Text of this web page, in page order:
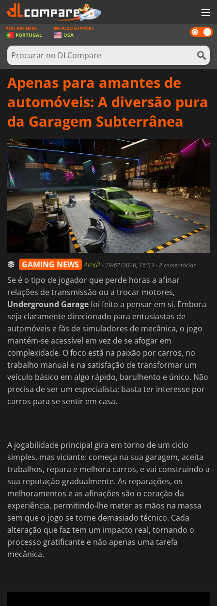
JOGOS
GAME CARDS
SOFTWARE
REWARDS
ENTRAR OU REGISTAR
Dark
mode
YOU ARE HERE
PORTUGAL
WE ALSO SUPPORT
USA
Apenas para amantes de
automóveis: A diversão pura
da Garagem Subterrânea
GAMING NEWS AlexP -29/01/2026, 16:53- 2 comentários
Se é o tipo de jogador que perde horas a afinar
relações de transmissão ou a trocar motores,
Underground Garagefoi feito a pensar em si. Embora
seja claramente direcionado para entusiastas de
automóveis e fãs de simuladores de mecânica, o jogo
mantém-se acessível em vez de se afogar em
complexidade. O foco está na paixão por carros, no
trabalho manual e na satisfação de transformar um
veículo básico em algo rápido, barulhento e único. Não
precisa de ser um especialista; basta ter interesse por
carros para se sentir em casa.
A jogabilidade principal gira em torno de um ciclo
simples, mas viciante: começa na sua garagem, aceita
trabalhos, repara e melhora carros, e vai construindo a
sua reputação gradualmente. As reparações, os
melhoramentos e as afinações são o coração da
experiência, permitindo-lhe meter as mãos na massa
sem que o jogo se torne demasiado técnico. Cada
alteração que faz tem um impacto real, tornando o
processo gratificante e não apenas uma tarefa
mecânica.